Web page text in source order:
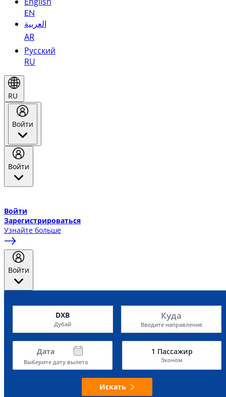
EN
العربية
AR
Русский
RU
RU
Войти
Войти
Войти
Зарегистрироваться
Узнайте больше
Войти
DXB
Дубай
Куда
Введите направление
Дата
Выберите дату вылета
1 Пассажир
Эконом
Искать